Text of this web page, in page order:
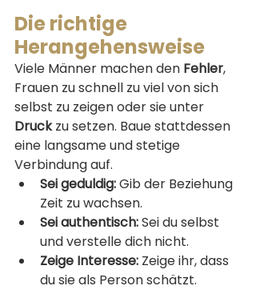
Die richtige
Herangehensweise
Viele Männer machen den Fehler,
Frauen zu schnell zu viel von sich
selbst zu zeigen oder sie unter
Druck zu setzen. Baue stattdessen
eine langsame und stetige
Verbindung auf.
Sei geduldig: Gib der Beziehung
Zeit zu wachsen.
Sei authentisch: Sei du selbst
und verstelle dich nicht.
Zeige Interesse: Zeige ihr, dass
du sie als Person schätzt.